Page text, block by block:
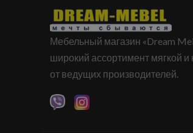
Мебельный магазин «Dream
широкий ассортимент мягкой и
от ведущих производителей.